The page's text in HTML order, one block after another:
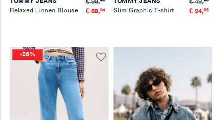
TOMMY JEANS
Relaxed Linnen Blouse
€ 99,
€ 59,94
TOMMY JEANS
Slim Graphic T-shirt
€ 49,
€ 24,95
-25%
Voeg
verlanglijst